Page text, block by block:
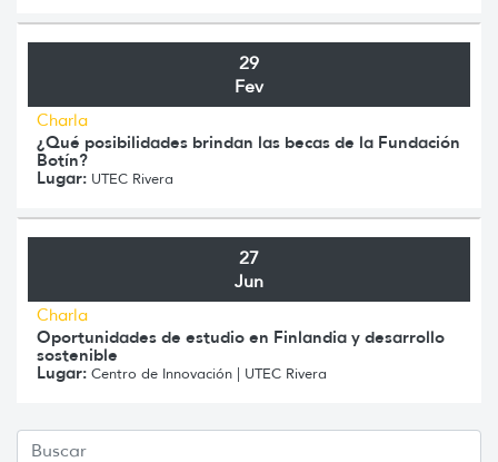
29
Fev
Charla
¿Qué posibilidades brindan las becas de la Fundación
Botín?
Lugar: UTEC Rivera
27
Jun
Charla
Oportunidades de estudio en Finlandia y desarrollo
sostenible
Lugar: Centro de Innovación | UTEC Rivera